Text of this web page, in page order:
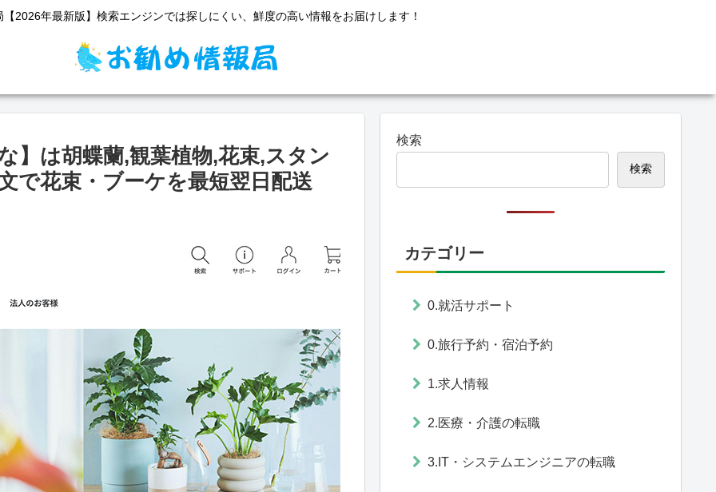
【2026年最新版】検索エンジンでは探しにくい、鮮度の高い情報をお届けします！
】は胡蝶蘭,観葉植物,花束,スタン
で花束・ブーケを最短翌日配送
検索
検索
カテゴリー
0.就活サポート
0.旅行予約・宿泊予約
1.求人情報
2.医療・介護の転職
3.IT・システムエンジニアの転職